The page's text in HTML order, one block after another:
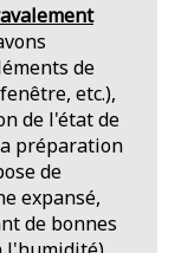
de
etc.),
de l'état de
préparation
de
expansé,
de bonnes